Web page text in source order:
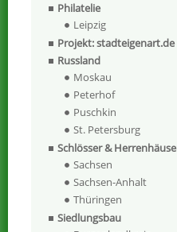
Philatelie
Leipzig
Projekt: stadteigenart.de
Russland
Moskau
Peterhof
Puschkin
St. Petersburg
Schlösser &
Sachsen
Sachsen-Anhalt
Thüringen
Siedlungsbau